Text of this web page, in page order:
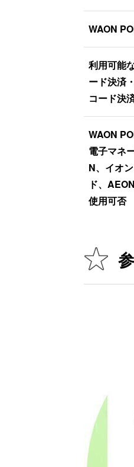
WAON
利用可能
ード決済
コード決
WAON
電子マネ
N、イオ
ド、
使用可否